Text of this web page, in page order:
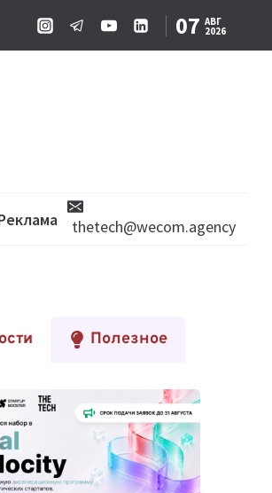
07 АВГ
2026
thetech@wecom.agency
Полезное